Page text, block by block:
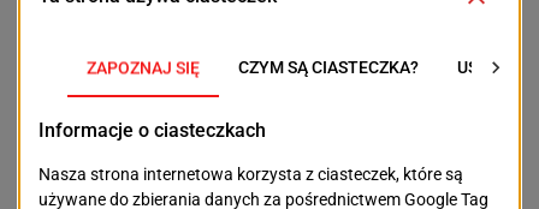
po akcje charytatywne.
Młodzież a polityka
S.B.:Czy Twoim zdaniem przeciętny młody człowiek
ma szansę na realny wpływ w mieście?